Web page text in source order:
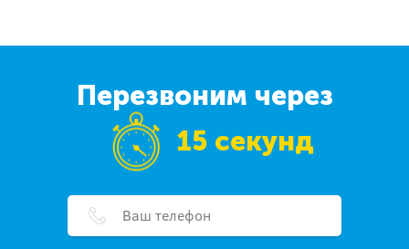
Перезвоним через
15 секунд